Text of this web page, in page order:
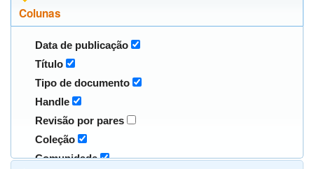
Colunas
Data de publicação
Título
Tipo de documento
Handle
Revisão por pares
Coleção
Comunidade